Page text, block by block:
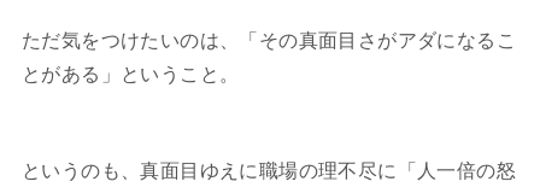
ただ気をつけたいのは、「その真面目さがアダになるこ
とがある」ということ。
というのも、真面目ゆえに職場の理不尽に「人一倍の怒